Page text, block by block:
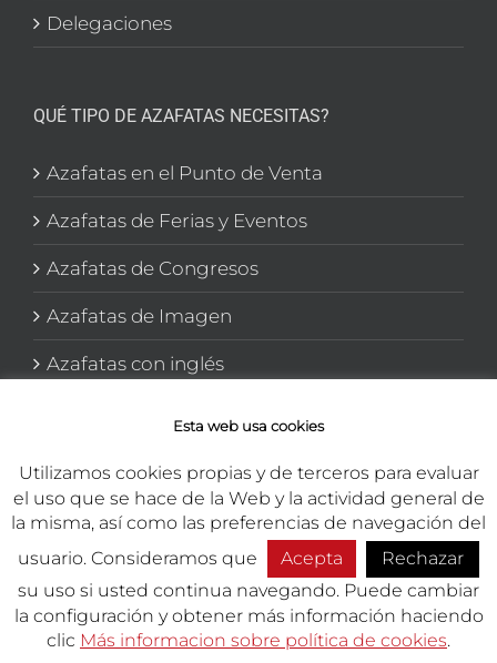
Delegaciones
QUÉ TIPO DE AZAFATAS NECESITAS?
Azafatas en el Punto de Venta
Azafatas de Ferias y Eventos
Azafatas de Congresos
Azafatas de Imagen
Azafatas con inglés
Copyright 2026 TEMA Marketing Integral | Todos los derechos
reservados.
Esta web usa cookies
Utilizamos cookies propias y de terceros para evaluar
el uso que se hace de la Web y la actividad general de
la misma, así como las preferencias de navegación del
usuario. Consideramos que
Acepta
Rechazar
su uso si usted continua navegando. Puede cambiar
la configuración y obtener más información haciendo
clic Más informacion sobre política de cookies.
Presupuesto Empleo